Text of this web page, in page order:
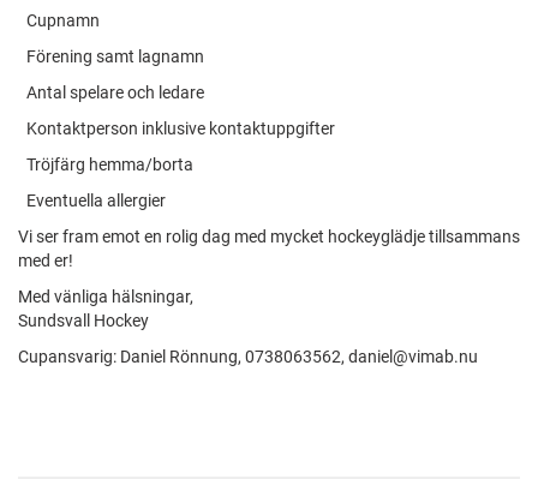
Cupnamn
Förening samt lagnamn
Antal spelare och ledare
Kontaktperson inklusive kontaktuppgifter
Tröjfärg hemma/borta
Eventuella allergier
Vi ser fram emot en rolig dag med mycket hockeyglädje tillsammans
med er!
Med vänliga hälsningar,
Sundsvall Hockey
Cupansvarig: Daniel Rönnung, 0738063562, daniel@vimab.nu